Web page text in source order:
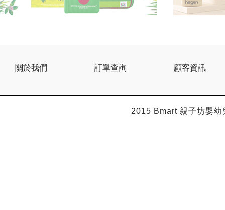
關於我們 訂單查詢 顧客資訊
2015 Bmart親子坊嬰幼